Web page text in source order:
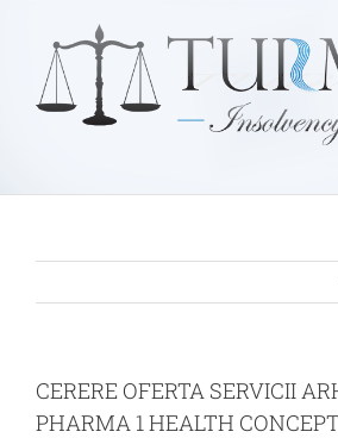
content
CERERE OFERTA SERVICII
PHARMA 1 HEALTH